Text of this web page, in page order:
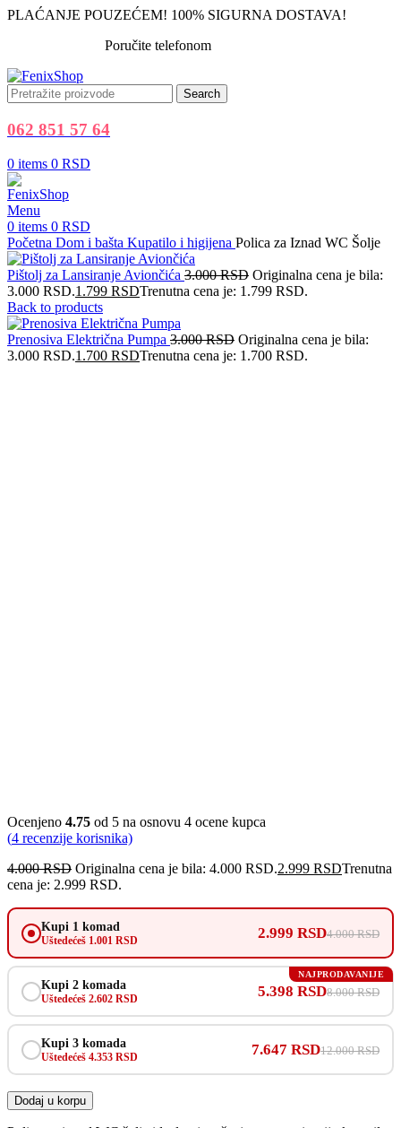
PLAĆANJE POUZEĆEM! 100% SIGURNA DOSTAVA!
Poručite telefonom
Search
062 851 57 64
0 items 0 RSD
Menu
0 items 0 RSD
Početna Dom i bašta Kupatilo i higijena Polica za Iznad WC Šolje
Pištolj za Lansiranje Aviončića 3.000RSD Originalna cena je bila:
3.000 RSD.1.799 RSDTrenutna cena je: 1.799 RSD.
Back to products
Prenosiva Električna Pumpa 3.000RSD Originalna cena je bila:
3.000 RSD.1.700 RSDTrenutna cena je: 1.700 RSD.
Ocenjeno 4.75 od 5 na osnovu 4 ocene kupca
(4 recenzije korisnika)
4.000RSD Originalna cena je bila: 4.000 RSD.2.999 RSDTrenutna
cena je: 2.999 RSD.
Kupi 1 komad
Uštedećeš 1.001 RSD 2.999 RSD4.000 RSD
Kupi 2 komada
Uštedećeš 2.602 RSD 5.398 RSD8.000 RSD
NAJPRODAVANIJE
Kupi 3 komada
Uštedećeš 4.353 RSD 7.647 RSD12.000 RSD
Dodaj u korpu